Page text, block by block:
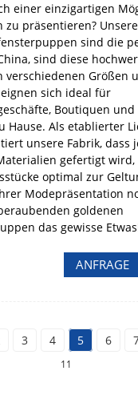
einer einzigartigen
zu präsentieren?
sind die
sind diese
verschiedenen Größen
sich ideal für
Boutiquen und
Hause. Als etablierter
unsere Fabrik, dass
gefertigt
optimal zur
Modepräsentation
goldenen
das gewisse
ANFRAGE
3 4 5 6
11